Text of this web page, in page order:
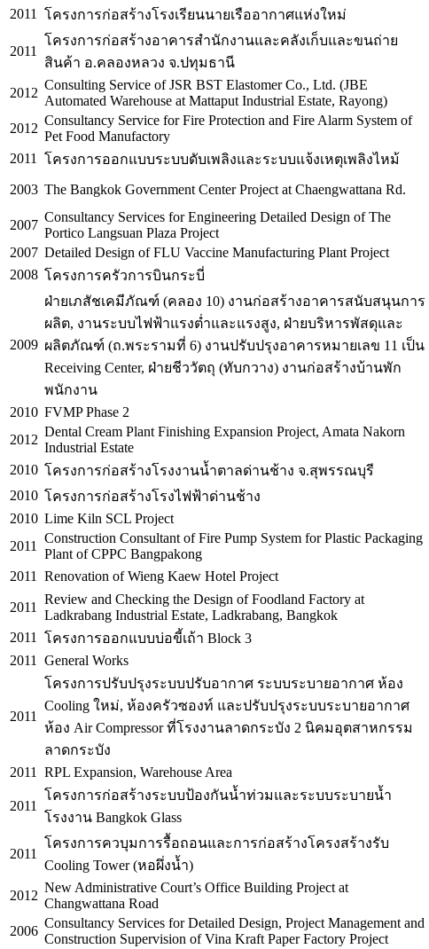
2011
โครงการก่อสร้างโรงเรียนนายเรืออากาศแห่งใหม่
2011
โครงการก่อสร้างอาคารสำนักงานและคลังเก็บและขนถ่าย
สินค้า อ.คลองหลวง จ.ปทุมธานี
2012
Consulting Service of JSR BST Elastomer Co., Ltd. (JBE
Automated Warehouse at Mattaput Industrial Estate, Rayong)
2012
Consultancy Service for Fire Protection and Fire Alarm System of
Pet Food Manufactory
2011
โครงการออกแบบระบบดับเพลิงและระบบแจ้งเหตุเพลิงไหม้
2003 The Bangkok Government Center Project at Chaengwattana Rd.
2007
Consultancy Services for Engineering Detailed Design of The
Portico Langsuan Plaza Project
2007 Detailed Design of FLU Vaccine Manufacturing Plant Project
2008 โครงการครัวการบินกระบี่
2009
ฝ่ายเภสัชเคมีภัณฑ์ (คลอง 10) งานก่อสร้างอาคารสนับสนุนการ
ผลิต, งานระบบไฟฟ้าแรงต่ำและแรงสูง, ฝ่ายบริหารพัสดุและ
ผลิตภัณฑ์ (ถ.พระรามที่ 6) งานปรับปรุงอาคารหมายเลข 11 เป็น
Receiving Center, ฝ่ายชีววัตถุ (ทับกวาง) งานก่อสร้างบ้านพัก
พนักงาน
2010 FVMP Phase 2
2012
Dental Cream Plant Finishing Expansion Project, Amata Nakorn
Industrial Estate
2010 โครงการก่อสร้างโรงงานน้ำตาลด่านช้าง จ.สุพรรณบุรี
2010 โครงการก่อสร้างโรงไฟฟ้าด่านช้าง
2010 Lime Kiln SCL Project
2011
Construction Consultant of Fire Pump System for Plastic Packaging
Plant of CPPC Bangpakong
2011
Renovation of Wieng Kaew Hotel Project
2011
Review and Checking the Design of Foodland Factory at
Ladkrabang Industrial Estate, Ladkrabang, Bangkok
2011
โครงการออกแบบบ่อขี้เถ้า Block 3
2011
General Works
2011
โครงการปรับปรุงระบบปรับอากาศ ระบบระบายอากาศ ห้อง
Cooling ใหม่, ห้องครัวซองท์ และปรับปรุงระบบระบายอากาศ
ห้อง Air Compressor ที่โรงงานลาดกระบัง 2 นิคมอุตสาหกรรม
ลาดกระบัง
2011 RPL Expansion, Warehouse Area
2011
โครงการก่อสร้างระบบป้องกันน้ำท่วมและระบบระบายน้ำ
โรงงาน Bangkok Glass
2011
โครงการควบุมการรื้อถอนและการก่อสร้างโครงสร้างรับ
Cooling Tower (หอผึ่งน้ำ)
2012
New Administrative Court’s Office Building Project at
Changwattana Road
2006
Consultancy Services for Detailed Design, Project Management and
Construction Supervision of Vina Kraft Paper Factory Project